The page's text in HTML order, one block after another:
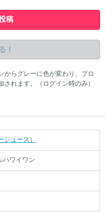
稿
！
からグレーに色が変わり、プロ
れます。（ログイン時のみ）
ジュース）
ハワイワン